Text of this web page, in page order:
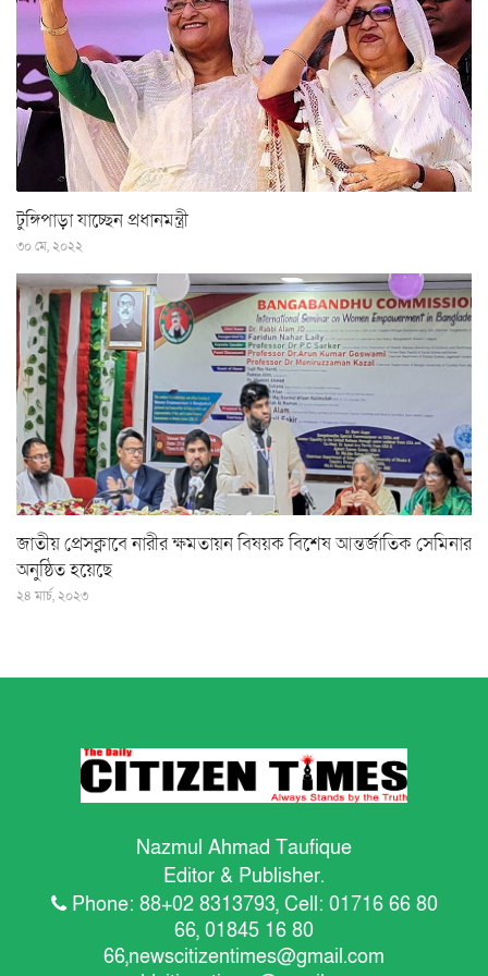
টুঙ্গিপাড়া যাচ্ছেন প্রধানমন্ত্রী
৩০ মে, ২০২২
জাতীয় প্রেসক্লাবে নারীর ক্ষমতায়ন বিষয়ক বিশেষ আন্তর্জাতিক সেমিনার
অনুষ্ঠিত হয়েছে
২৪ মার্চ, ২০২৩
Nazmul Ahmad Taufique
Editor & Publisher.
Phone: 88+02 8313793, Cell: 01716 66 80
66, 01845 16 80
66,newscitizentimes@gmail.com